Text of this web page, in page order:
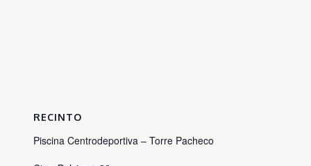
RECINTO
Piscina Centrodeportiva – Torre Pacheco